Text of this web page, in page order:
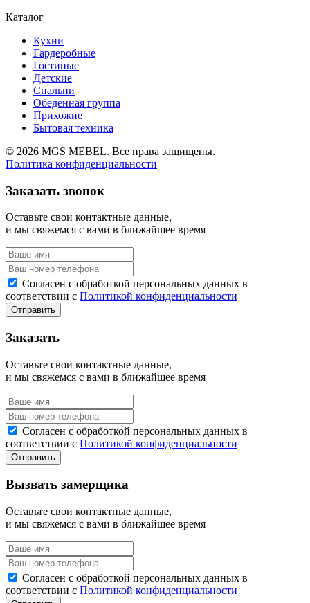
Каталог
Кухни
Гардеробные
Гостиные
Детские
Спальни
Обеденная группа
Прихожие
Бытовая техника
© 2026 MGS MEBEL. Все права защищены.
Политика конфиденциальности
Заказать звонок
Оставьте свои контактные данные,
и мы свяжемся с вами в ближайшее время
Согласен с обработкой персональных данных в
соответствии с Политикой конфиденциальности
Заказать
Оставьте свои контактные данные,
и мы свяжемся с вами в ближайшее время
Согласен с обработкой персональных данных в
соответствии с Политикой конфиденциальности
Вызвать замерщика
Оставьте свои контактные данные,
и мы свяжемся с вами в ближайшее время
Согласен с обработкой персональных данных в
соответствии с Политикой конфиденциальности